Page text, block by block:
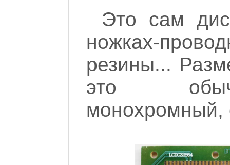
Это сам
ножках-
резины...
это
монохромный,